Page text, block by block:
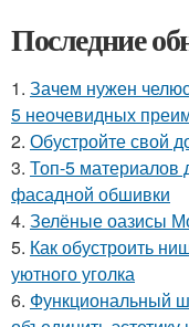
Последние
1. Зачем нужен
5 неочевидных
2. Обустройте свой
3. Топ-5 материалов
фасадной обшивки
4. Зелёные оазисы
5. Как обустроить
уютного уголка
6. Функциональный